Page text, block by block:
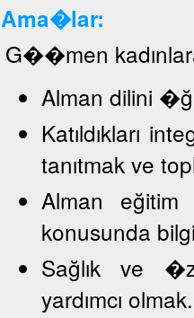
Ama�lar:
G��men
Alman dilini
Katıldıkları
tanıtmak ve
Alman
konusunda
Sağlık ve
yardımcı olmak.